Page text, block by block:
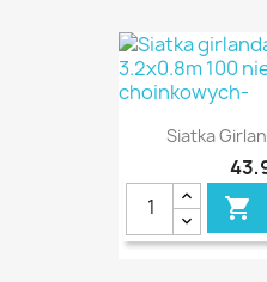
Siatka
